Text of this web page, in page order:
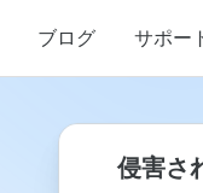
ブログ サポー
侵害さ